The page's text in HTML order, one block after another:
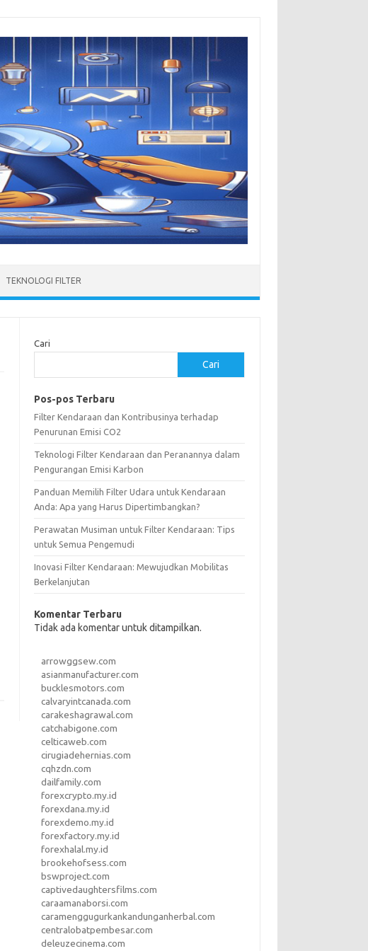
TEKNOLOGI FILTER
Cari
Cari
Pos-pos Terbaru
Filter Kendaraan dan Kontribusinya terhadap
Penurunan Emisi CO2
Teknologi Filter Kendaraan dan Peranannya dalam
Pengurangan Emisi Karbon
Panduan Memilih Filter Udara untuk Kendaraan
Anda: Apa yang Harus Dipertimbangkan?
Perawatan Musiman untuk Filter Kendaraan: Tips
untuk Semua Pengemudi
Inovasi Filter Kendaraan: Mewujudkan Mobilitas
Berkelanjutan
Komentar Terbaru
Tidak ada komentar untuk ditampilkan.
arrowggsew.com
asianmanufacturer.com
bucklesmotors.com
calvaryintcanada.com
carakeshagrawal.com
catchabigone.com
celticaweb.com
cirugiadehernias.com
cqhzdn.com
dailfamily.com
forexcrypto.my.id
forexdana.my.id
forexdemo.my.id
forexfactory.my.id
forexhalal.my.id
brookehofsess.com
bswproject.com
captivedaughtersfilms.com
caraamanaborsi.com
caramenggugurkankandunganherbal.com
centralobatpembesar.com
deleuzecinema.com